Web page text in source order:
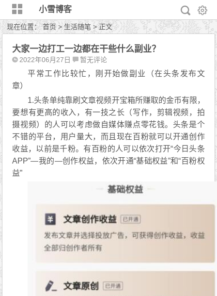
小雪博客
现在位置：首页>生活随笔> 正文
大家一边打工一边都在干些什么副业？
2022年06月27日 暂无评论
平常工作比较忙，刚开始做副业（在头条发布文
章）
1.头条单纯靠刷文章视频开宝箱所赚取的金币有限，
要想有更高的收入，有一技之长（写作，剪辑视频，拍
摄视频）的人可以考虑做自媒体赚点零花钱。头条是个
不错的平台，用户量大，而且现在百粉就可以开通创作
收益，以前是千粉。有百粉的人可以依次打开“今日头条
APP”—我的—创作权益，依次开通“基础权益”和“百粉权
益”